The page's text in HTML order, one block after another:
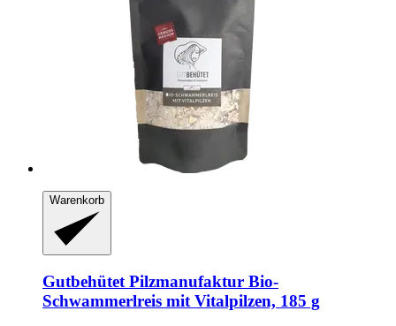
Warenkorb
Gutbehütet Pilzmanufaktur Bio-​
Schwammerlreis mit Vitalpilzen, 185 g